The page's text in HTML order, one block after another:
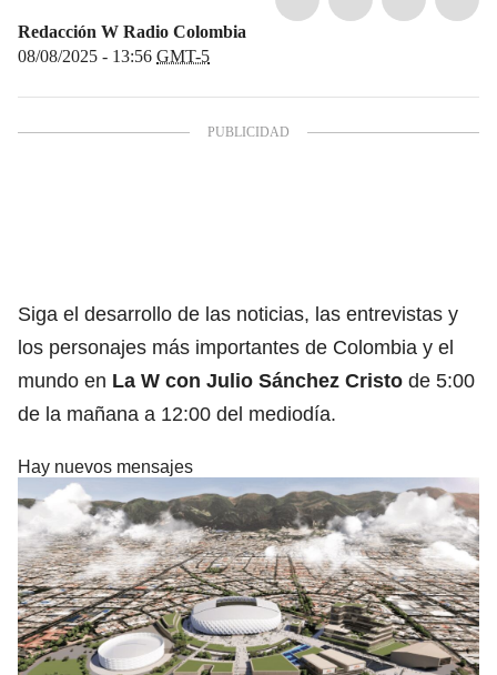
Redacción W Radio Colombia
08/08/2025 - 13:56 GMT-5
Siga el desarrollo de las noticias, las entrevistas y
los personajes más importantes de Colombia y el
mundo en La W con Julio Sánchez Cristo de 5:00
de la mañana a 12:00 del mediodía.
Hay nuevos mensajes